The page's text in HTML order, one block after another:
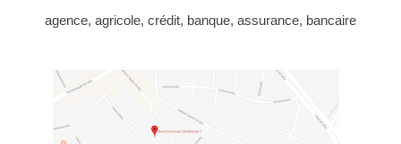
agence, agricole, crédit, banque, assurance, bancaire